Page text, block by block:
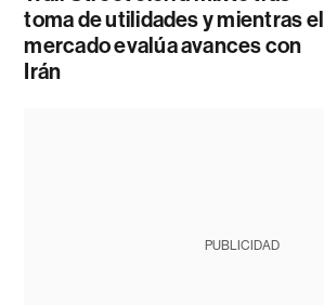
toma de utilidades y mientras el
mercado evalúa avances con
Irán
PUBLICIDAD